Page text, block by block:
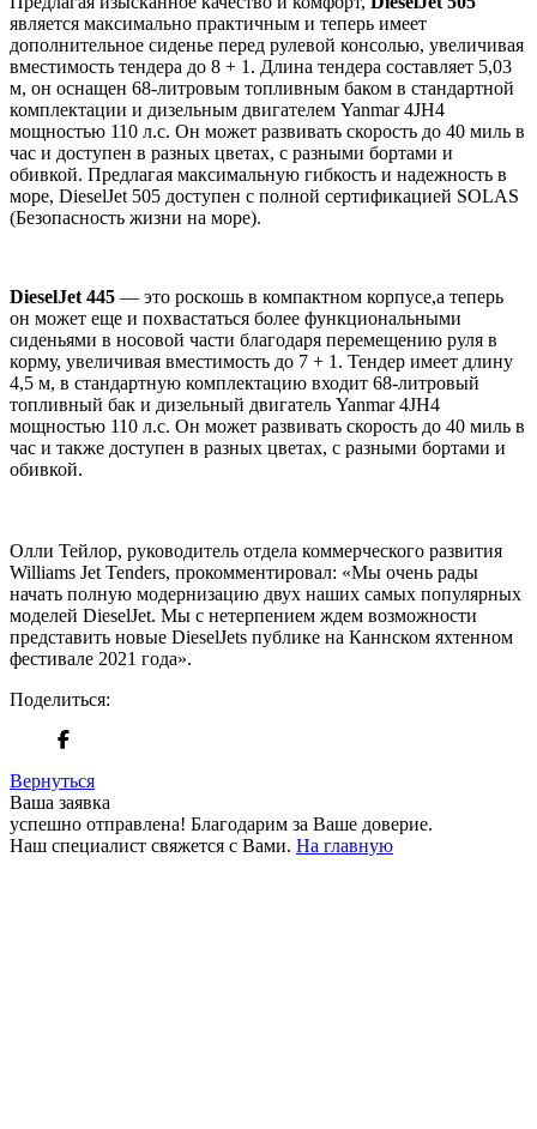
является максимально практичным и теперь имеет
дополнительное сиденье перед рулевой консолью, увеличивая
вместимость тендера до 8 + 1. Длина тендера составляет 5,03
м, он оснащен 68-литровым топливным баком в стандартной
комплектации и дизельным двигателем Yanmar 4JH4
мощностью 110 л.с. Он может развивать скорость до 40 миль в
час и доступен в разных цветах, с разными бортами и
обивкой. Предлагая максимальную гибкость и надежность в
море, DieselJet 505 доступен с полной сертификацией SOLAS
(Безопасность жизни на море).
DieselJet 445 — это роскошь в компактном корпусе,а теперь
он может еще и похвастаться более функциональными
сиденьями в носовой части благодаря перемещению руля в
корму, увеличивая вместимость до 7 + 1. Тендер имеет длину
4,5 м, в стандартную комплектацию входит 68-литровый
топливный бак и дизельный двигатель Yanmar 4JH4
мощностью 110 л.с. Он может развивать скорость до 40 миль в
час и также доступен в разных цветах, с разными бортами и
обивкой.
Олли Тейлор, руководитель отдела коммерческого развития
Williams Jet Tenders, прокомментировал: «Мы очень рады
начать полную модернизацию двух наших самых популярных
моделей DieselJet. Мы с нетерпением ждем возможности
представить новые DieselJets публике на Каннском яхтенном
фестивале 2021 года».
Поделиться:
Вернуться
Ваша заявка
успешно отправлена! Благодарим за Ваше доверие.
Наш специалист свяжется с Вами. На главную